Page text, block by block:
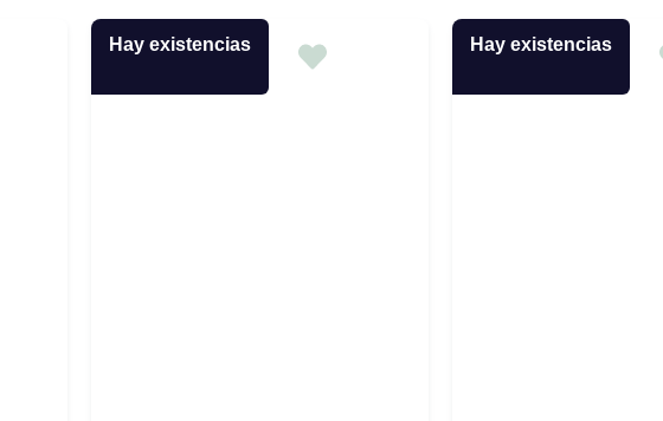
Hay existencias Hay existencias